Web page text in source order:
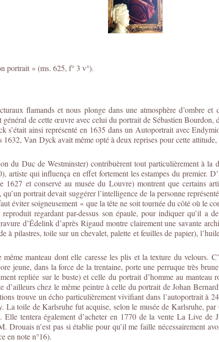
portrait » (ms. 625, f° 3 v°).
flamands et nous plonge dans une atmosphère d’ombre et
de cette œuvre avec celui du portrait de Sébastien Bourdon,
ainsi représenté en 1635 dans un Autoportrait avec
Van Dyck avait même opté à deux reprises pour cette
du Duc de Westminster) contribuèrent tout particulièrement à la
qui influença en effet fortement les estampes du premier.
et conservé au musée du Louvre) montrent que certains
portrait devait suggérer l’intelligence de la personne
éviter soigneusement « que la tête ne soit tournée du côté où le
regardant par-dessus son épaule, pour indiquer qu’il a
d’Édelink d’après Rigaud montre clairement une savante
à pilastres, toile sur un chevalet, palette et feuilles de papier),
manteau dont elle caresse les plis et la texture du velours.
jeune, dans la force de la trentaine, porte une perruque très
repliée sur le buste) et celle du portrait d’homme au manteau
chez le même peintre à celle du portrait de Johan
trouve un écho particulièrement vivifiant dans l’autoportrait à
toile de Karlsruhe fut acquise, selon le musée de Karlsruhe,
tentera également d’acheter en 1770 de la vente La Live de
n’est pas si établie pour qu’il me faille nécessairement
en note n°16).